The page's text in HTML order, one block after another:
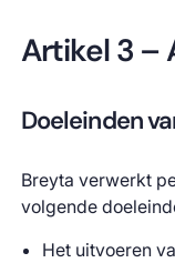
Artikel 3 –
Doeleinden
Breyta verwerkt
volgende
Het uitvoeren